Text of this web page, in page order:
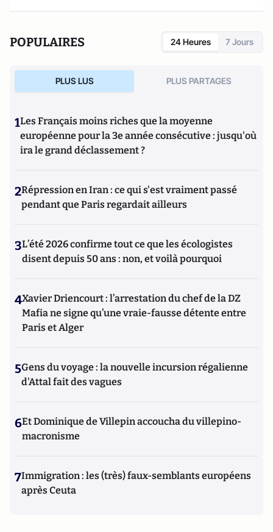
d’ouvrages et de nombreux articles sur l’histoire de
mondialisations, l’histoire de la monnaie, l’histoire du
nazisme et des autres violences de masse au XXème siècle
ou l’histoire des relations internationales et des conflits
Benjamin Disraëli.
POPULAIRES 24 Heures 7 Jours
PLUS LUS PLUS PARTAGES
1Les Français moins riches que la moyenne
européenne pour la 3e année consécutive : jusqu'où
ira le grand déclassement ?
2Répression en Iran : ce qui s'est vraiment passé
pendant que Paris regardait ailleurs
3L’été 2026 confirme tout ce que les écologistes
disent depuis 50 ans : non, et voilà pourquoi
4Xavier Driencourt : l’arrestation du chef de la DZ
Mafia ne signe qu’une vraie-fausse détente entre
Paris et Alger
5Gens du voyage : la nouvelle incursion régalienne
d'Attal fait des vagues
6Et Dominique de Villepin accoucha du villepino-
macronisme
7Immigration : les (très) faux-semblants européens
après Ceuta